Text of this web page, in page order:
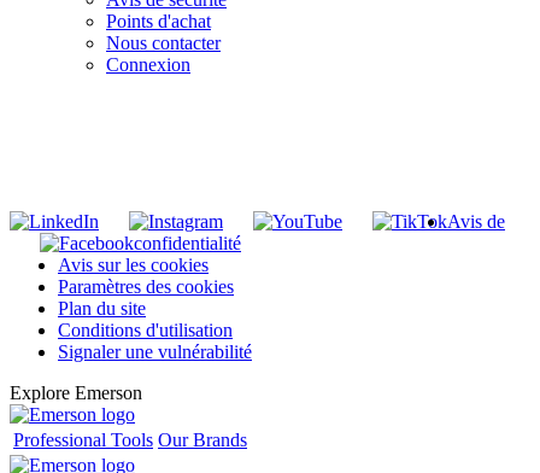
Points d'achat
Nous contacter
Connexion
Avis de
confidentialité
Avis sur les cookies
Paramètres des cookies
Plan du site
Conditions d'utilisation
Signaler une vulnérabilité
Explore Emerson
Professional Tools Our Brands